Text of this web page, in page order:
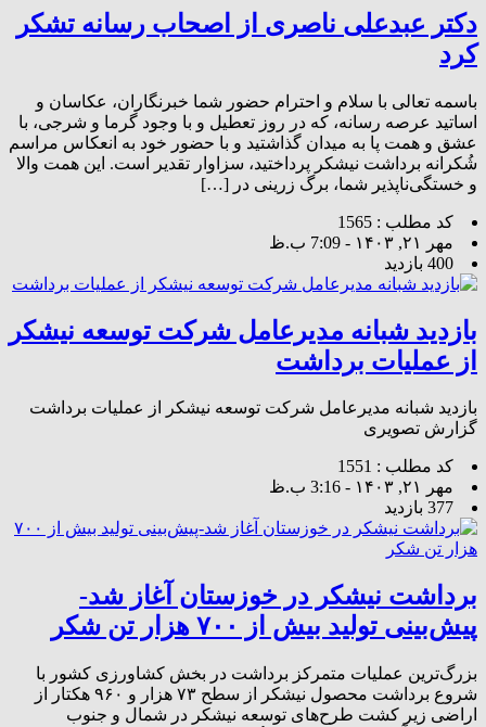
دکتر عبدعلی ناصری از اصحاب رسانه تشکر
کرد
باسمه تعالی با سلام و احترام حضور شما خبرنگاران، عکاسان و
اساتید عرصه رسانه، که در روز تعطیل و با وجود گرما و شرجی، با
عشق و همت پا به میدان گذاشتید و با حضور خود به انعکاس مراسم
شُکرانه برداشت نیشکر پرداختید، سزاوار تقدیر است. این همت والا
و خستگی‌‌ناپذیر شما، برگ زرینی در […]
کد مطلب : 1565
مهر ۲۱, ۱۴۰۳ - 7:09 ب.ظ
400 بازدید
بازدید شبانه مدیرعامل شرکت توسعه نیشکر
از عملیات برداشت
بازدید شبانه مدیرعامل شرکت توسعه نیشکر از عملیات برداشت
گزارش تصویری
کد مطلب : 1551
مهر ۲۱, ۱۴۰۳ - 3:16 ب.ظ
377 بازدید
برداشت نیشکر در خوزستان آغاز شد-
پیش‌بینی تولید بیش از ۷۰۰ هزار تن شکر
بزرگ‌ترین عملیات متمرکز برداشت در بخش کشاورزی کشور با
شروع برداشت محصول نیشکر از سطح ۷۳ هزار و ۹۶۰ هکتار از
اراضی زیر کشت طرح‌های توسعه نیشکر در شمال و جنوب